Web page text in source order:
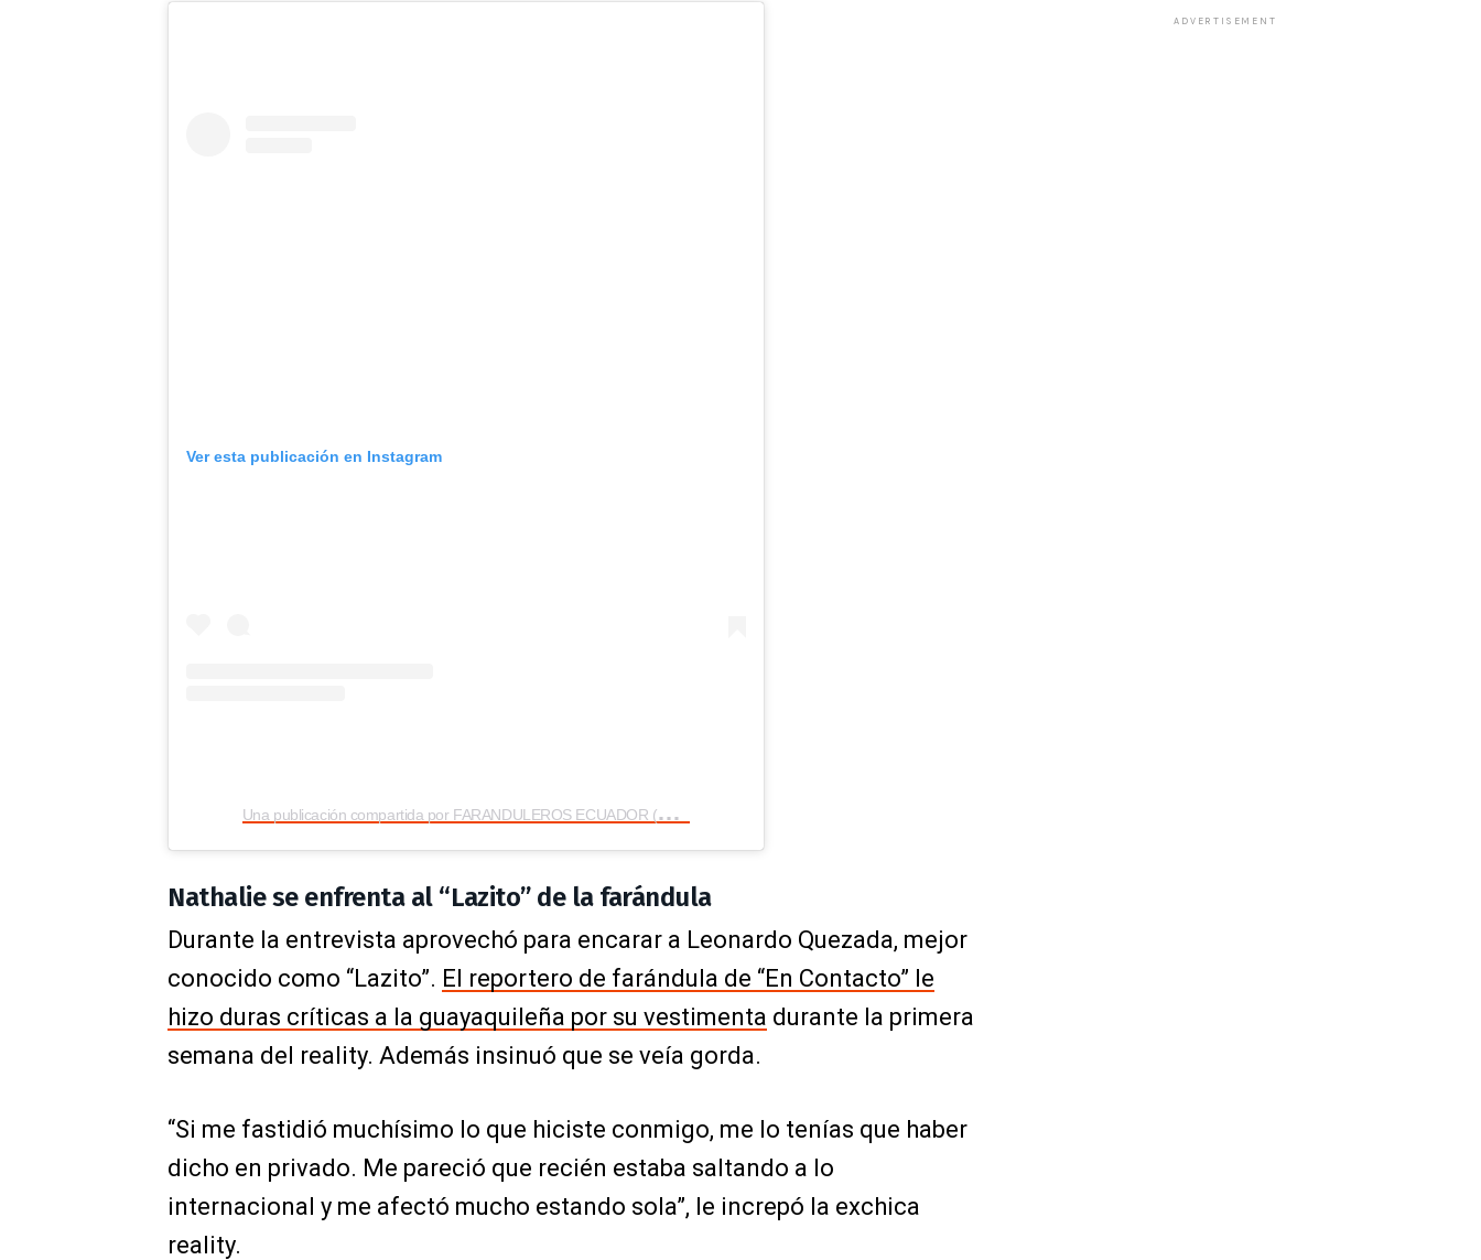
Ver esta publicación en Instagram
U
na publicación compartida por FARANDULEROS ECUADOR (@farandulerostvec)
Nathalie se enfrenta al “Lazito” de la farándula
Durante la entrevista aprovechó para encarar a Leonardo Quezada, mejor
conocido como “Lazito”. El reportero de farándula de “En Contacto” le
hizo duras críticas a la guayaquileña por su vestimenta durante la primera
semana del reality. Además insinuó que se veía gorda.
“Si me fastidió muchísimo lo que hiciste conmigo, me lo tenías que haber
dicho en privado. Me pareció que recién estaba saltando a lo
internacional y me afectó mucho estando sola”, le increpó la exchica
reality.
ADVERTISEMENT